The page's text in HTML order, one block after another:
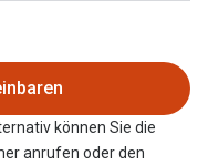
Oakley
können Sie die
anrufen oder den